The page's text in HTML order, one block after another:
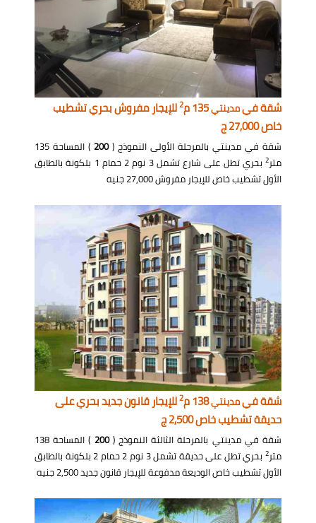
شقة فيمدينتي135 م 2للإيجار مفروش بحري تشطيب
خاص 27,000 ج
شقة في مدينتي بالمرحلة الأولى النموذج (200
) المساحة 135
متر2
بحري تطل على شارع تشمل 3 نوم 2 حمام 1 بلكونة بالطابق
الأول تشطيب خاص للإيجار مفروش 27,000 جنيه
شقة فيمدينتي138 م 2للإيجار قانون جديد بحري على
حديقة تشطيب خاص 2,500 ج
شقة في مدينتي بالمرحلة الثالثة النموذج (200
) المساحة 138
متر2
بحري تطل على حديقة تشمل 3 نوم 2 حمام 2 بلكونة بالطابق
الأول تشطيب خاص الوديعة مدفوعة للإيجار قانون جديد 2,500 جنيه